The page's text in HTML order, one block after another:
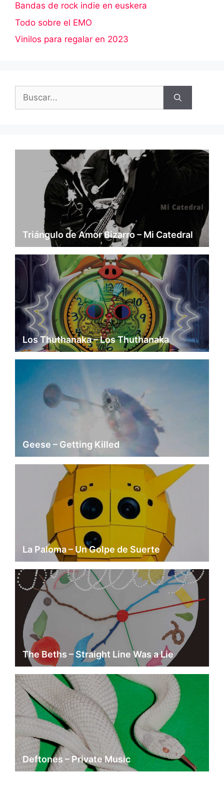
Bandas de rock indie en euskera
Todo sobre el EMO
Vinilos para regalar en 2023
Buscar:
Triángulo de Amor Bizarro – Mi Catedral
Los Thuthanaka – Los Thuthanaka
Geese – Getting Killed
La Paloma – Un Golpe de Suerte
The Beths – Straight Line Was a Lie
Deftones – Private Music